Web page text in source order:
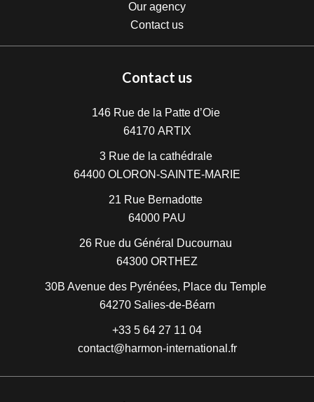
Our agency
Contact us
Contact us
146 Rue de la Patte d’Oie
64170 ARTIX
3 Rue de la cathédrale
64400 OLORON-SAINTE-MARIE
21 Rue Bernadotte
64000 PAU
26 Rue du Général Ducournau
64300 ORTHEZ
30B Avenue des Pyrénées, Place du Temple
64270 Salies-de-Béarn
+33 5 64 27 11 04
contact@harmon-international.fr